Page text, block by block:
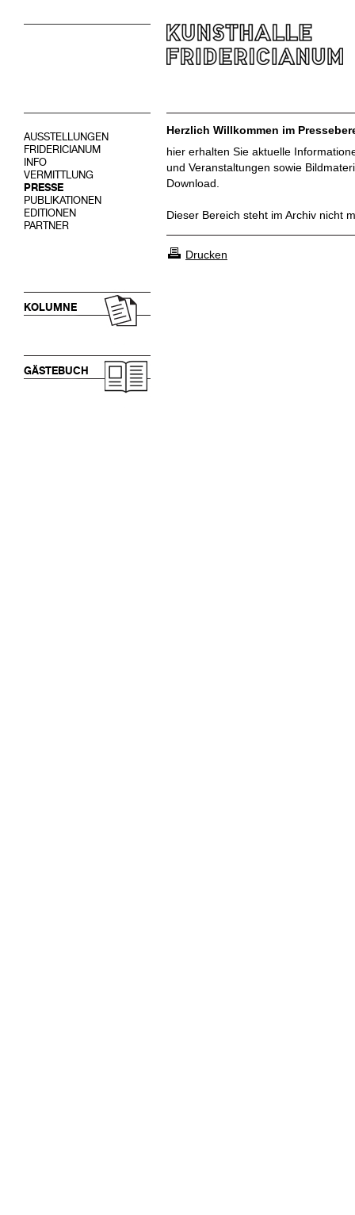
AUSSTELLUNGEN
FRIDERICIANUM
INFO
VERMITTLUNG
PRESSE
PUBLIKATIONEN
EDITIONEN
PARTNER
KOLUMNE
GÄSTEBUCH
Herzlich Willkommen im
hier erhalten Sie aktuelle
und Veranstaltungen sowie
Download.
Dieser Bereich steht im Archiv nicht
Drucken